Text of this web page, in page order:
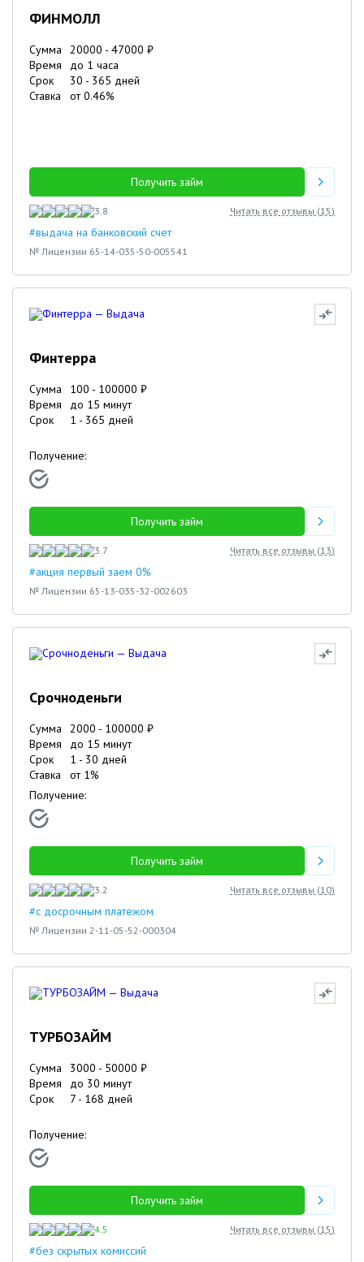
ФИНМОЛЛ
Сумма 20000 - 47000 ₽
Время
до 1 часа
Срок
30 - 365 дней
Ставка
от0.46%
Получить займ
3.8 Читать все отзывы (15)
#выдача на банковский счет
№ Лицензии 65-14-035-50-005541
Финтерра
Сумма 100 - 100000 ₽
Время
до 15 минут
Срок
1 - 365 дней
Получение:
Получить займ
3.7 Читать все отзывы (13)
#акция первый заем 0%
№ Лицензии 65-13-035-32-002603
Срочноденьги
Сумма 2000 - 100000 ₽
Время
до 15 минут
Срок
1 - 30 дней
Ставка
от 1%
Получение:
Получить займ
3.2 Читать все отзывы (10)
#с досрочным платежом
№ Лицензии 2-11-05-52-000304
ТУРБОЗАЙМ
Сумма 3000 - 50000 ₽
Время
до 30 минут
Срок
7 - 168 дней
Получение:
Получить займ
4.5 Читать все отзывы (15)
#без скрытых комиссий